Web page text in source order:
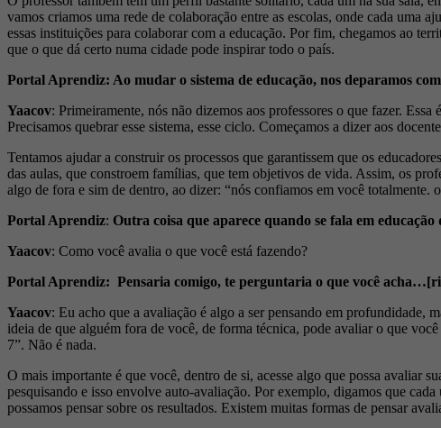
vamos criamos uma rede de colaboração entre as escolas, onde cada uma
essas instituições para colaborar com a educação. Por fim, chegamos ao
que o que dá certo numa cidade pode inspirar todo o país.
Portal Aprendiz: Ao mudar o sistema de educação, nos deparamos
Yaacov: Primeiramente, nós não dizemos aos professores o que fazer.
Precisamos quebrar esse sistema, esse ciclo. Começamos a dizer aos
Tentamos ajudar a construir os processos que garantissem que os
das aulas, que constroem famílias, que tem objetivos de vida. Assim, os
algo de fora e sim de dentro, ao dizer: “nós confiamos em você totalmente.
Portal Aprendiz: Outra coisa que aparece quando se fala em
Yaacov: Como você avalia o que você está fazendo?
Portal Aprendiz: Pensaria comigo, te perguntaria o que você
Yaacov: Eu acho que a avaliação é algo a ser pensando em profundidade,
ideia de que alguém fora de você, de forma técnica, pode avaliar o que
7”. Não é nada.
O mais importante é que você, dentro de si, acesse algo que possa avaliar
pesquisando e isso envolve auto-avaliação. Por exemplo, digamos que
possamos pensar sobre os resultados. Existem muitas formas de pensar